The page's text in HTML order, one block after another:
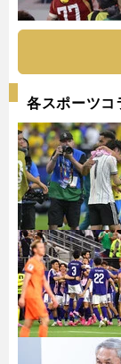
各スポーツコ